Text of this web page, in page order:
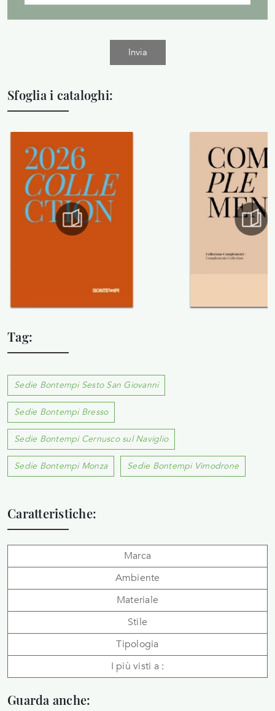
Invia
Sfoglia i cataloghi:
Tag:
Sedie Bontempi Sesto San Giovanni
Sedie Bontempi Bresso
Sedie Bontempi Cernusco sul Naviglio
Sedie Bontempi Monza Sedie Bontempi Vimodrone
Caratteristiche:
Marca
Ambiente
Materiale
Stile
Tipologia
I più visti a :
Guarda anche: